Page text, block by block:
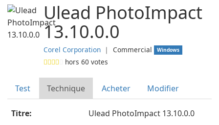
Ulead PhotoImpact
13.10.0.0
Corel Corporation ❘ Commercial Windows
hors 60 votes
Test Technique Acheter Modifier
Titre:
Ulead PhotoImpact 13.10.0.0